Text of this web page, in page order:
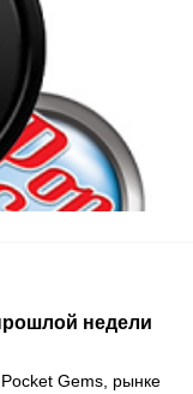
недели
Gems, рынке